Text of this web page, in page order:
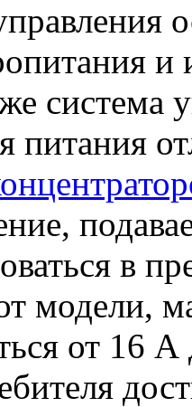
и
система
питания
в
модели,
от 16